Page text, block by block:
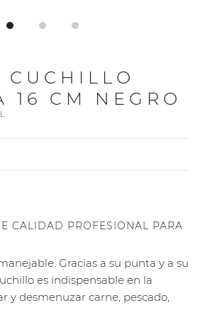
CUCHILLO
16 CM NEGRO
CALIDAD PROFESIONAL PARA
Gracias a su punta y a su
es indispensable en la
y desmenuzar carne, pescado,